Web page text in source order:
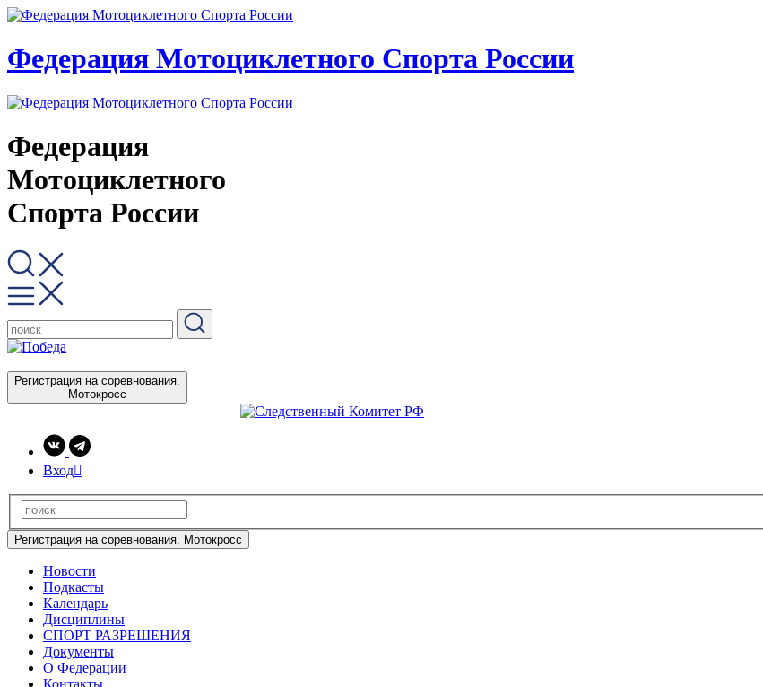
Федерация Мотоциклетного Спорта России
Федерация
Мотоциклетного
Спорта России
Регистрация на соревнования.
Мотокросс
Вход
Регистрация на соревнования. Мотокросс
Новости
Подкасты
Календарь
Дисциплины
СПОРТ РАЗРЕШЕНИЯ
Документы
О Федерации